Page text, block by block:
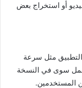
أو استخراج بعض
مثل سرعة
تعمل سوى في النسخة
المستخدمين.